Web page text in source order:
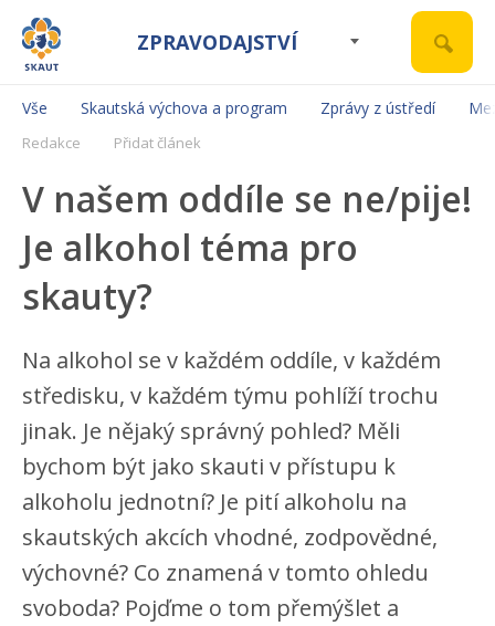
ZPRAVODAJSTVÍ
Vše Skautská výchova a program Zprávy z ústředí
Redakce Přidat článek
V našem oddíle se ne/pije!
Je alkohol téma pro
skauty?
Na alkohol se v každém oddíle, v každém
středisku, v každém týmu pohlíží trochu
jinak. Je nějaký správný pohled? Měli
bychom být jako skauti v přístupu k
alkoholu jednotní? Je pití alkoholu na
skautských akcích vhodné, zodpovědné,
výchovné? Co znamená v tomto ohledu
svoboda? Pojďme o tom přemýšlet a